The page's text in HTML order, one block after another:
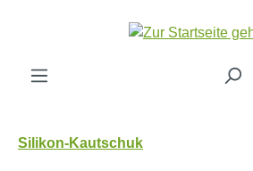
Zum Hauptinhalt springen
Silikon-Kautschuk